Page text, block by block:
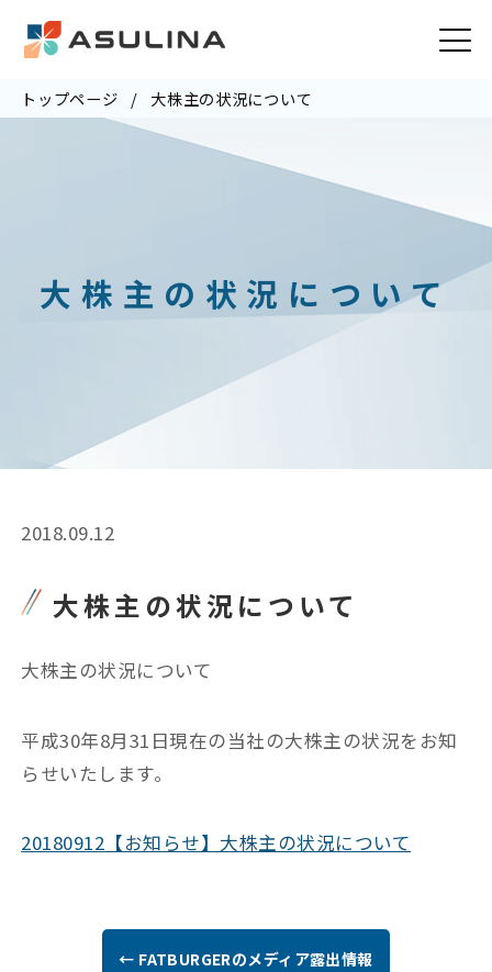
トップページ 大株主の状況について
大株主の状況について
2018.09.12
大株主の状況について
大株主の状況について
平成30年8月31日現在の当社の大株主の状況をお知
らせいたします。
20180912【お知らせ】大株主の状況について
← FATBURGERのメディア露出情報